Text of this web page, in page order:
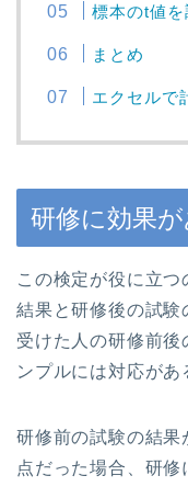
標本のt値を
まとめ
エクセルで
研修に効果
この検定が役に立
結果と研修後の試験
受けた人の研修前
ンプルには対応があ
研修前の試験の結
点だった場合、研修